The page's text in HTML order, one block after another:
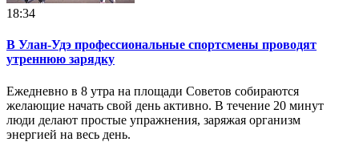
18:34
В Улан-Удэ профессиональные спортсмены проводят
утреннюю зарядку
Ежедневно в 8 утра на площади Советов собираются
желающие начать свой день активно. В течение 20 минут
люди делают простые упражнения, заряжая организм
энергией на весь день.